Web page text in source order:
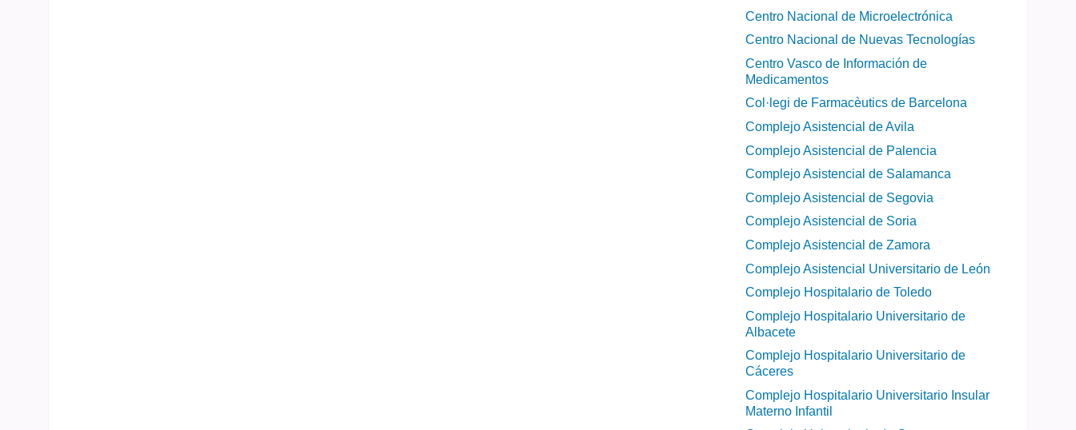
Centro Nacional de Microelectrónica
Centro Nacional de Nuevas Tecnologías
Centro Vasco de Información de
Medicamentos
Col·legi de Farmacèutics de Barcelona
Complejo Asistencial de Avila
Complejo Asistencial de Palencia
Complejo Asistencial de Salamanca
Complejo Asistencial de Segovia
Complejo Asistencial de Soria
Complejo Asistencial de Zamora
Complejo Asistencial Universitario de León
Complejo Hospitalario de Toledo
Complejo Hospitalario Universitario de
Albacete
Complejo Hospitalario Universitario de
Cáceres
Complejo Hospitalario Universitario Insular
Materno Infantil